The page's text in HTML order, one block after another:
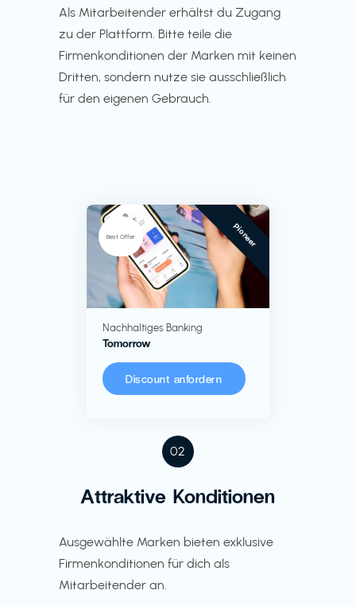
Als Mitarbeitender erhältst du Zugang
zu der Plattform. Bitte teile die
Firmenkonditionen der Marken mit keinen
Dritten, sondern nutze sie ausschließlich
für den eigenen Gebrauch.
02
Attraktive Konditionen
Ausgewählte Marken bieten exklusive
Firmenkonditionen für dich als
Mitarbeitender an.
Best Offer Pioneer
Nachhaltiges Banking
Tomorrow
Discount anfordern